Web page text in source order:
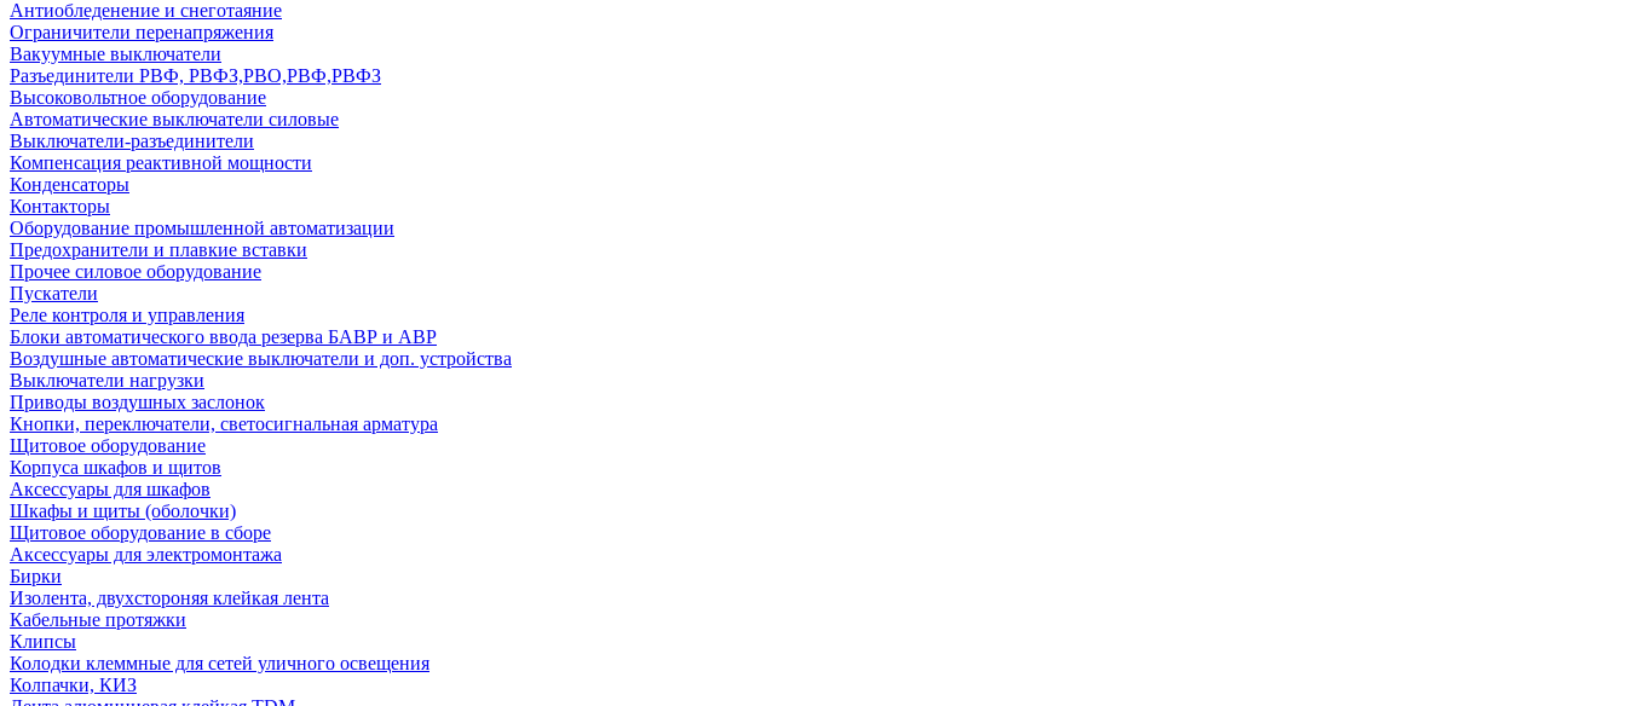
Антиобледенение и снеготаяние
Ограничители перенапряжения
Вакуумные выключатели
Разъединители РВФ, РВФЗ,РВО,РВФ,РВФЗ
Высоковольтное оборудование
Автоматические выключатели cиловые
Выключатели-разъединители
Компенсация реактивной мощности
Конденсаторы
Контакторы
Оборудование промышленной автоматизации
Предохранители и плавкие вставки
Прочее силовое оборудование
Пускатели
Реле контроля и управления
Блоки автоматического ввода резерва БАВР и АВР
Воздушные автоматические выключатели и доп. устройства
Выключатели нагрузки
Приводы воздушных заслонок
Кнопки, переключатели, светосигнальная арматура
Щитовое оборудование
Корпуса шкафов и щитов
Аксессуары для шкафов
Шкафы и щиты (оболочки)
Щитовое оборудование в сборе
Аксессуары для электромонтажа
Бирки
Изолента, двухстороняя клейкая лента
Кабельные протяжки
Клипсы
Колодки клеммные для сетей уличного освещения
Колпачки, КИЗ